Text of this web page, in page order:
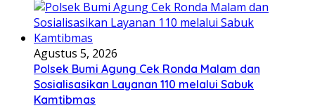
Agustus 5, 2026
Polsek Bumi Agung Cek Ronda Malam dan
Sosialisasikan Layanan 110 melalui Sabuk
Kamtibmas